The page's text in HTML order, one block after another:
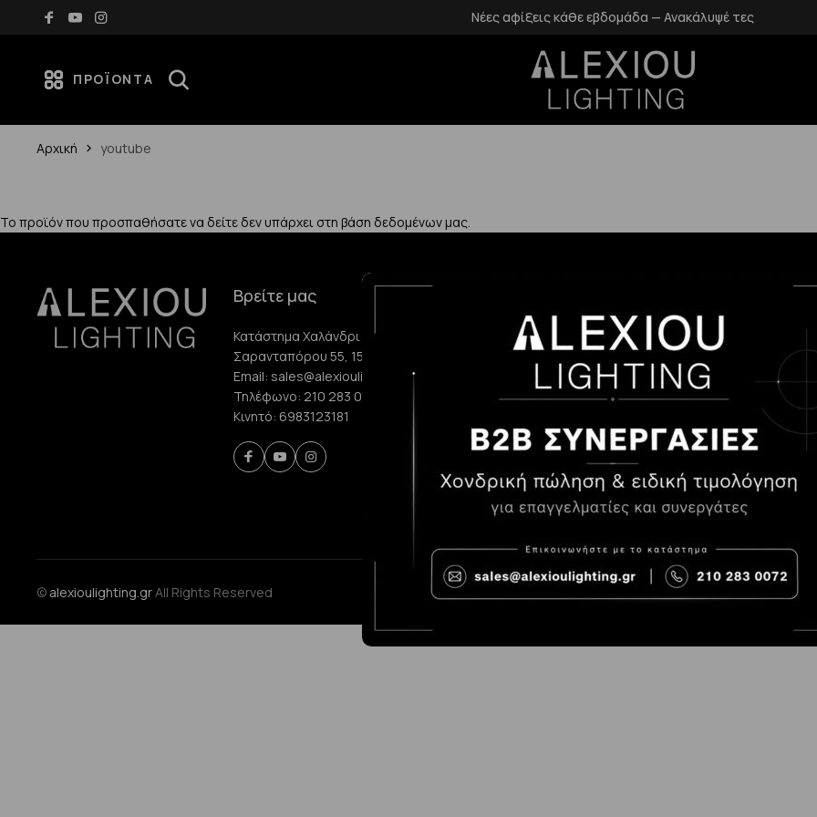
Δωρεάν μεταφορικά για αγορές άνω των 70€ Νέες αφίξεις κάθε εβδομάδα — Ανακάλυψέ τες
ΠΡΟΪΌΝΤΑ
Αρχική youtube
Το προϊόν που προσπαθήσατε να δείτε δεν υπάρχει στη βάση δεδομένων μας.
Βρείτε μας
Κατάστημα Χαλάνδρι:
Σαρανταπόρου 55, 15232, Χαλάνδρι
Email: sales@alexioulighting.gr
Τηλέφωνο: 210 283 0072
Κινητό: 6983123181
Η Εταιρεία μας
Επικοινωνία
Blog
Τρόποι Παραγγελίας
Τρόποι Αποστολής και
κόστος
Επιστροφές
Προστασία
Δεδομένων
Όροι χρήσης
Cookies
Consent
© alexioulighting.grAll Rights Reserved